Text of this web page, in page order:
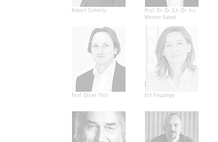
Robert Schmitz
Prof. Dr. Dr. E.h. Dr. h.c.
Werner Sobek
Prof. Oliver Thill Elif Tinaztepe